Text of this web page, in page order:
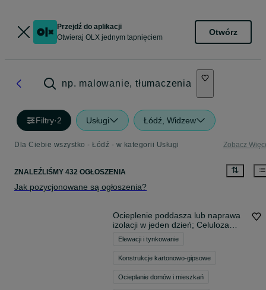
Przejdź do aplikacji
Otwieraj OLX jednym tapnięciem
Otwórz
np. malowanie, tłumaczenia
Filtry·2 Usługi Łódź, Widzew
Dla Ciebie wszystko - Łódź - w kategorii Usługi Zobacz
ZNALEŹLIŚMY 432 OGŁOSZENIA
Jak pozycjonowane są ogłoszenia?
Ocieplenie poddasza lub naprawa
izolacji w jeden dzień; Celuloza
Thermofloc F λ 0,037 bez boru
Elewacji i tynkowanie
Konstrukcje kartonowo-gipsowe
Ocieplanie domów i mieszkań